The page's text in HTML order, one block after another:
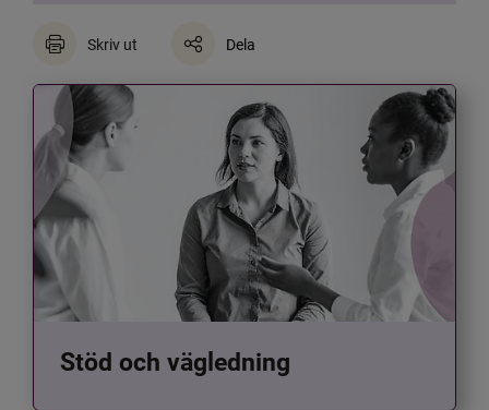
Skriv ut Dela
Stöd och vägledning